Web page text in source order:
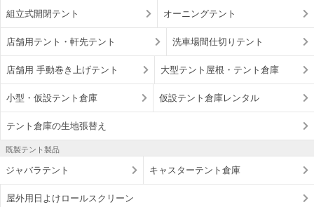
組立式開閉テント オーニングテント
店舗用テント・軒先テント 洗車場間仕切りテント
店舗用 手動巻き上げテント 大型テント屋根・テント倉庫
小型・仮設テント倉庫 仮設テント倉庫レンタル
テント倉庫の生地張替え
既製テント製品
ジャバラテント キャスターテント倉庫
屋外用日よけロールスクリーン